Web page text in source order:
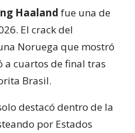
Haaland fue una de
El crack del
Noruega que mostró
a cuartos de final tras
Brasil.
destacó dentro de la
por Estados